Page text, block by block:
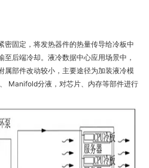
密固定，将发热器件的热量传导给冷板中
后端冷却。液冷数据中心应用场景中，
属部件改动较小，主要途径为加装液冷模
Manifold分液，对芯片、内存等部件进行